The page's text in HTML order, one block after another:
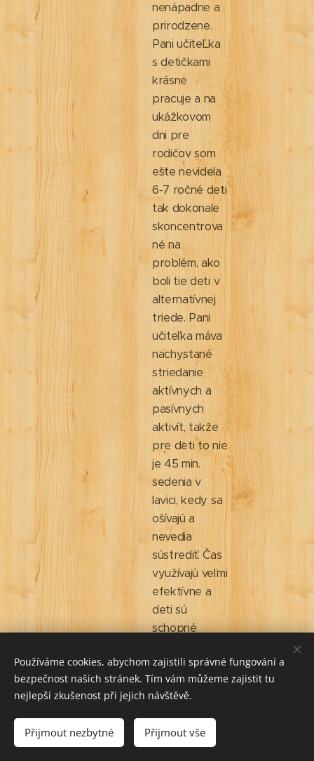
nenápadne a
prirodzene.
Pani učiteĽka
s detičkami
krásne
pracuje a na
ukážkovom
dni pre
rodičov som
ešte nevidela
6-7 ročné deti
tak dokonale
skoncentrova
né na
problém, ako
boli tie deti v
alternatívnej
triede. Pani
učiteľka máva
nachystané
striedanie
aktívnych a
pasívnych
aktivít, takže
pre deti to nie
je 45 min.
sedenia v
lavici, kedy sa
ošívajú a
nevedia
sústrediť. Čas
využívajú veľmi
efektívne a
deti sú
schopné
samostatne
alebo v
spolupráci aj
bez priameho
dozorovania
Používáme cookies, abychom zajistili správné fungování a
bezpečnost našich stránek. Tím vám můžeme zajistit tu
nejlepší zkušenost při jejich návštěvě.
Přijmout nezbytné Přijmout vše